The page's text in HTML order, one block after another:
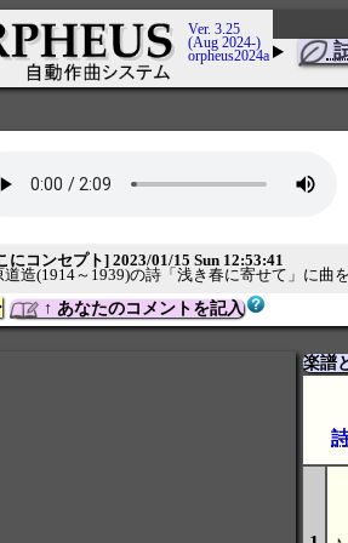
Ver. 3.25
(Aug 2024-)
orpheus2024a
にコンセプト] 2023/01/15 Sun 12:53:41
道造(1914～1939)の詩「浅き春に寄せて」に曲
↑ あなたのコメントを記入
楽譜